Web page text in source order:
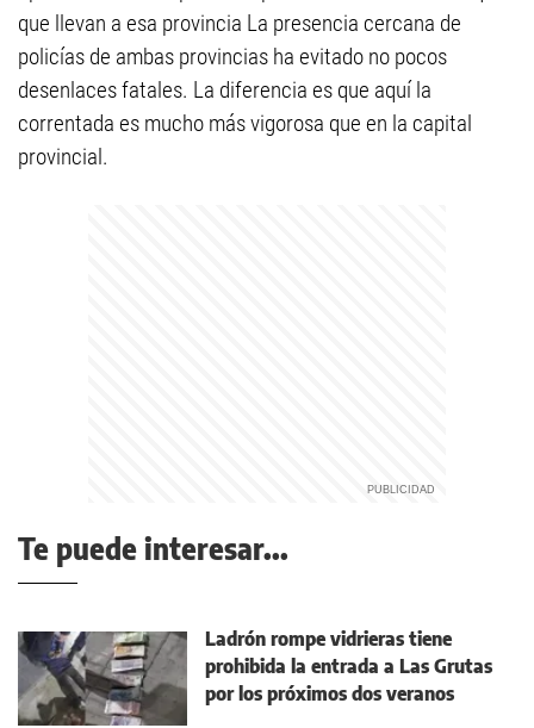
que llevan a esa provincia La presencia cercana de
policías de ambas provincias ha evitado no pocos
desenlaces fatales. La diferencia es que aquí la
correntada es mucho más vigorosa que en la capital
provincial.
Te puede interesar...
Ladrón rompe vidrieras tiene
prohibida la entrada a Las Grutas
por los próximos dos veranos